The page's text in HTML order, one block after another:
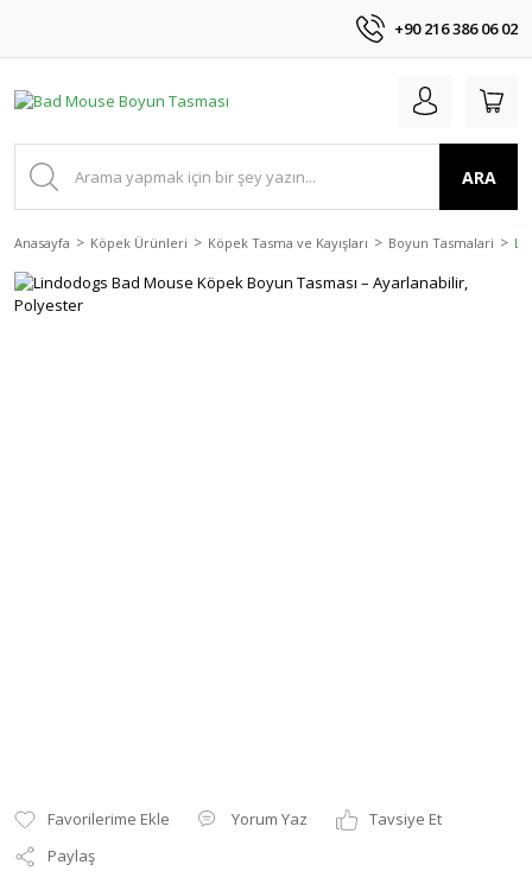
+90 216 386 06 02
ARA
Anasayfa Köpek Ürünleri Köpek Tasma ve Kayışları Boyun Tasmalari
Yorum Yaz
Tavsiye Et
Paylaş